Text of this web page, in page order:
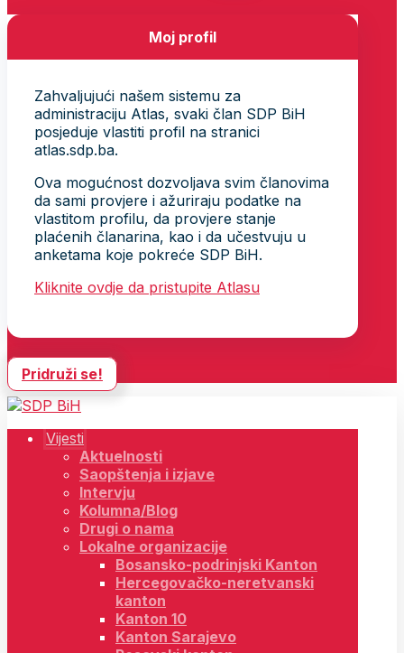
Moj profil
Zahvaljujući našem sistemu za
administraciju Atlas, svaki član SDP BiH
posjeduje vlastiti profil na stranici
atlas.sdp.ba.
Ova mogućnost dozvoljava svim članovima
da sami provjere i ažuriraju podatke na
vlastitom profilu, da provjere stanje
plaćenih članarina, kao i da učestvuju u
anketama koje pokreće SDP BiH.
Kliknite ovdje da pristupite Atlasu
Pridruži se!
Vijesti
Aktuelnosti
Saopštenja i izjave
Intervju
Kolumna/Blog
Drugi o nama
Lokalne organizacije
Bosansko-podrinjski Kanton
Hercegovačko-neretvanski
kanton
Kanton 10
Kanton Sarajevo